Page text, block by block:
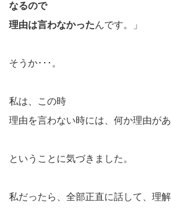
なるので
理由は言わなかったんです。」
そうか･･･。
私は、この時
理由を言わない時には、何か理由があ
ということに気づきました。
私だったら、全部正直に話して、理